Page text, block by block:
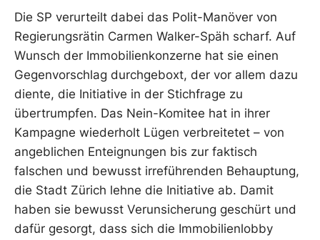
Die SP verurteilt dabei das Polit-Manöver von
Regierungsrätin Carmen Walker-Späh scharf. Auf
Wunsch der Immobilienkonzerne hat sie einen
Gegenvorschlag durchgeboxt, der vor allem dazu
diente, die Initiative in der Stichfrage zu
übertrumpfen. Das Nein-Komitee hat in ihrer
Kampagne wiederholt Lügen verbreitetet – von
angeblichen Enteignungen bis zur faktisch
falschen und bewusst irreführenden Behauptung,
die Stadt Zürich lehne die Initiative ab. Damit
haben sie bewusst Verunsicherung geschürt und
dafür gesorgt, dass sich die Immobilienlobby